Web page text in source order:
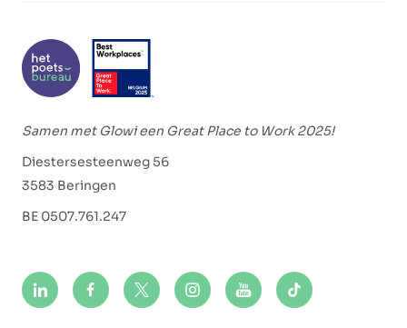
Samen met Glowi een Great Place to Work 2025!
Diestersesteenweg 56
3583 Beringen
BE 0507.761.247